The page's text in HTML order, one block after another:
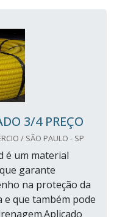
3/4 PREÇO
/ SÃO PAULO - SP
é um material
garante
na proteção da
e que também pode